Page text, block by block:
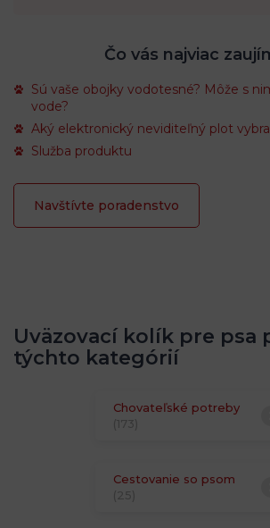
Čo vás najviac
Sú vaše obojky vodotesné? Môže s
vode?
Aký elektronický neviditeľný plot
Služba produktu
Navštívte poradenstvo
Uväzovací kolík pre psa
týchto kategórií
Chovateľské potreby
Cestovanie so psom